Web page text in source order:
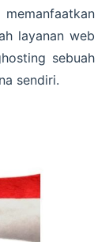
layanan web
sebuah
sendiri.